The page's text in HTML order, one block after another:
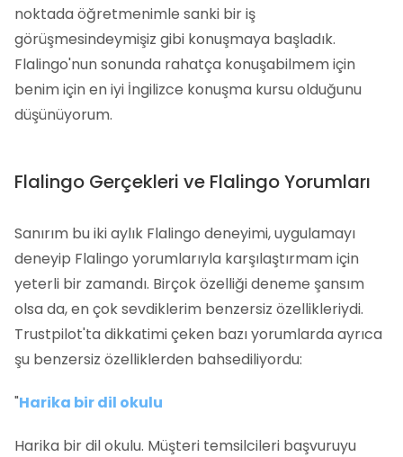
noktada öğretmenimle sanki bir iş
görüşmesindeymişiz gibi konuşmaya başladık.
Flalingo'nun sonunda rahatça konuşabilmem için
benim için en iyi İngilizce konuşma kursu olduğunu
düşünüyorum.
Flalingo Gerçekleri ve Flalingo Yorumları
Sanırım bu iki aylık Flalingo deneyimi, uygulamayı
deneyip Flalingo yorumlarıyla karşılaştırmam için
yeterli bir zamandı. Birçok özelliği deneme şansım
olsa da, en çok sevdiklerim benzersiz özellikleriydi.
Trustpilot'ta dikkatimi çeken bazı yorumlarda ayrıca
şu benzersiz özelliklerden bahsediliyordu:
"Harika bir dil okulu
Harika bir dil okulu. Müşteri temsilcileri başvuruyu